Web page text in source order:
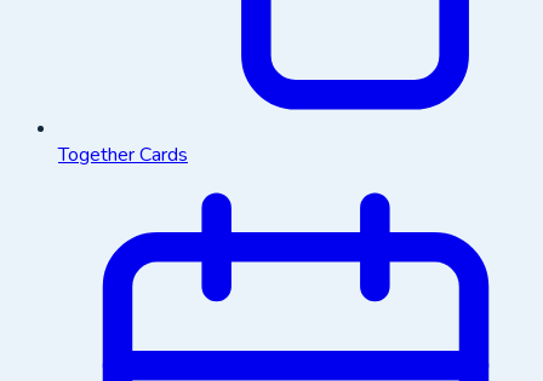
Together Cards